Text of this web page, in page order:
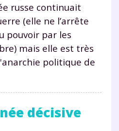
russe continuait
(elle ne l’arrête
pouvoir par les
mais elle est très
politique de
décisive